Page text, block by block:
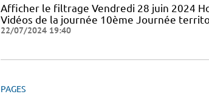
Afficher le filtrage Vendredi 28 juin 2024
Vidéos de la journée 10ème Journée
22/07/2024 19:40
PAGES